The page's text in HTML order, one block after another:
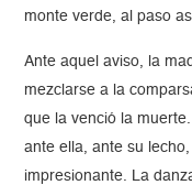
monte verde, al paso
Ante aquel aviso, la
mezclarse a la
que la venció la
ante ella, ante su
impresionante. La